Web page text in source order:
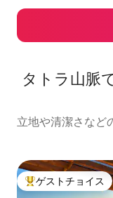
タトラ山脈
立地や清潔さなど
大好評のゲストチ
ゲストチョイス